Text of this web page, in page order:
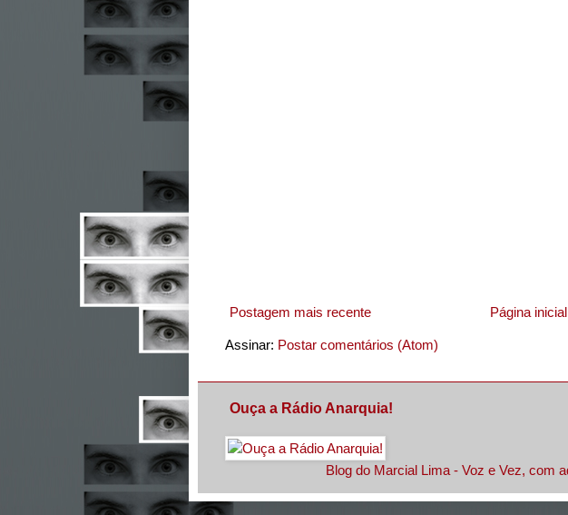
Postagem mais recente Página inicial
Assinar: Postar comentários (Atom)
Ouça a Rádio Anarquia!
Blog do Marcial Lima - Voz e Vez, com